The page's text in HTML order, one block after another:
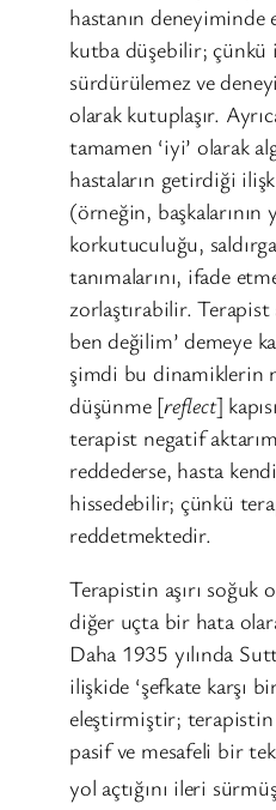
hastanın deneyiminde
kutba düşebilir; çünkü
sürdürülemez ve
olarak kutuplaşır.
tamamen ‘iyi’ olarak
hastaların getirdiği
(örneğin, başkalarının
korkutuculuğu,
tanımalarını, ifade
zorlaştırabilir. Terapist
ben değilim’ demeye
şimdi bu dinamiklerin
düşünme [reflect]
terapist negatif
reddederse, hasta
hissedebilir; çünkü
reddetmektedir.
Terapistin aşırı soğuk
diğer uçta bir hata
Daha 1935 yılında
ilişkide ‘şefkate karşı
eleştirmiştir; terapistin
pasif ve mesafeli bir
yol açtığını ileri